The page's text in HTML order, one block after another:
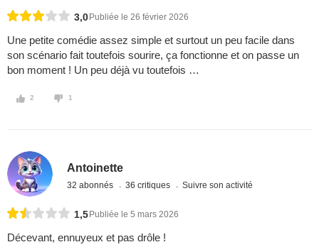
3,0 Publiée le 26 février 2026
Une petite comédie assez simple et surtout un peu facile dans
son scénario fait toutefois sourire, ça fonctionne et on passe un
bon moment ! Un peu déjà vu toutefois …
2 1
Antoinette
32 abonnés 36 critiques Suivre son activité
1,5 Publiée le 5 mars 2026
Décevant, ennuyeux et pas drôle !